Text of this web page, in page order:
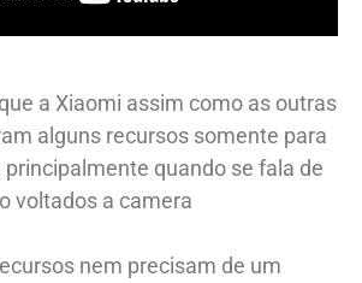
a Xiaomi assim como as outras
alguns recursos somente para
principalmente quando se fala de
voltados a camera
nem precisam de um